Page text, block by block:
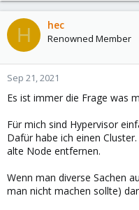
H hec
Renowned Member
Sep 21, 2021
Es ist immer die Frage was
Für mich sind Hypervisor
Dafür habe ich einen
alte Node entfernen.
Wenn man diverse Sachen
man nicht machen sollte)